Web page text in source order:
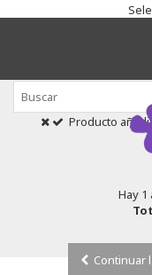
Producto
Hay 1
Continuar